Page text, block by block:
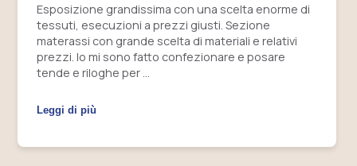
Esposizione grandissima con una scelta enorme di
tessuti, esecuzioni a prezzi giusti. Sezione
materassi con grande scelta di materiali e relativi
prezzi. Io mi sono fatto confezionare e posare
tende e riloghe per …
Leggi di più